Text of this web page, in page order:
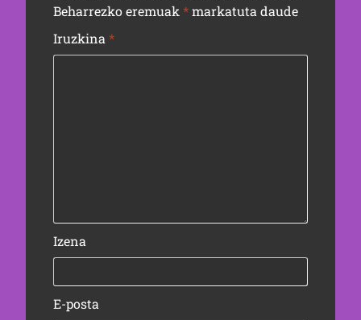
Beharrezko eremuak *markatuta daude
Iruzkina *
Izena
E-posta